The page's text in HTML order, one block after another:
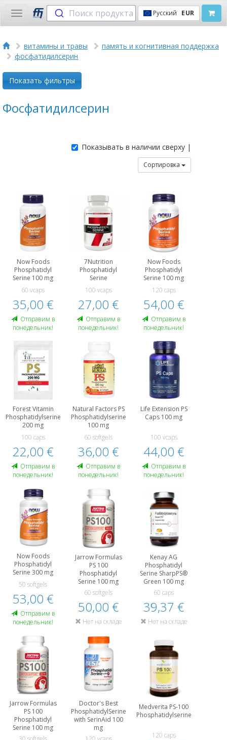
Toggle
navigation
Поиск продукта Русский EUR
витамины и травы
память и когнитивная поддержка
фосфатидилсерин
Показать фильтры
Фосфатидилсерин
Показывать в наличии сверху |
Сортировка
Now Foods
Phosphatidyl
Serine 100 mg
60 vcaps
35,00 €
Oтправим в
понедельник!
7Nutrition
Phosphatidyl
Serine
100 vcaps
27,00 €
Oтправим в
понедельник!
Now Foods
Phosphatidyl
Serine 100 mg
120 caps
54,00 €
Oтправим в
понедельник!
Forest Vitamin
Phosphatidylserine
200 mg
100 caps
22,00 €
Oтправим в
понедельник!
Natural Factors PS
Phosphatidylserine
100 mg
60 softgels
36,00 €
Oтправим в
понедельник!
Life Extension PS
Caps 100 mg
100 vcaps
44,00 €
Oтправим в
понедельник!
Now Foods
Phosphatidyl
Serine 300 mg
50 softgels
53,00 €
Oтправим в
понедельник!
Jarrow Formulas
PS 100
Phosphatidyl
Serine 100 mg
60 softgels
50,00 €
Нет на складе
Kenay AG
Phosphatidyl
Serine SharpPS®
Green 100 mg
60 caps
39,37 €
Нет на складе
Jarrow Formulas
PS 100
Phosphatidyl
Serine 100 mg
Doctor's Best
PhosphatidylSerine
with SerinAid 100
mg
Medverita PS-100
Phosphatidylserine
120 caps